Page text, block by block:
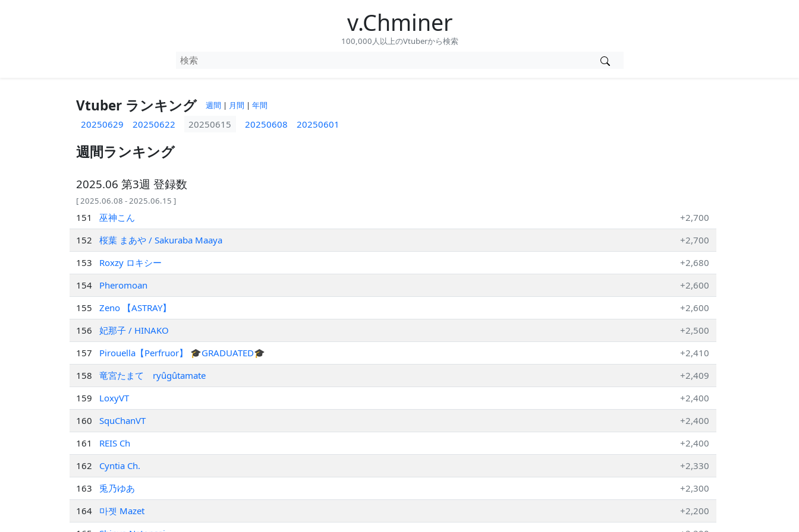
v.Chminer
100,000人以上のVtuberから検索
Vtuber ランキング 週間 | 月間 |年間
20250629 20250622 20250615 20250608 20250601
週間ランキング
2025.06 第3週 登録数
[ 2025.06.08 - 2025.06.15 ]
151 巫神こん
+2,700
152
桜葉 まあや / Sakuraba Maaya
+2,700
153
Roxzy ロキシー
+2,680
154
Pheromoan
+2,600
155
Zeno 【ASTRAY】
+2,600
156
妃那子 / HINAKO
+2,500
157
Pirouella【Perfruor】 🎓GRADUATED🎓
+2,410
158
竜宮たまて ryûgûtamate
+2,409
159
LoxyVT
+2,400
160
SquChanVT
+2,400
161
REIS Ch
+2,400
162
Cyntia Ch.
+2,330
163
兎乃ゆあ
+2,300
164
마젯 Mazet
+2,200